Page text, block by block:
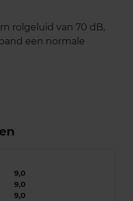
rolgeluid van 70 dB,
een normale
9,0
9,0
9,0